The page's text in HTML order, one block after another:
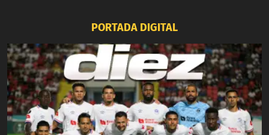
PORTADA DIGITAL